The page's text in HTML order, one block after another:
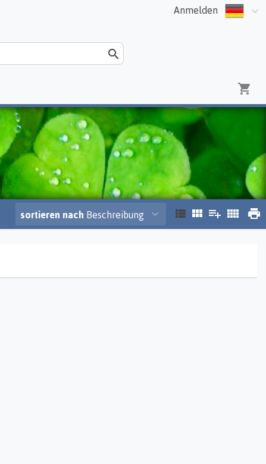
Anmelden
sortieren nach Beschreibung